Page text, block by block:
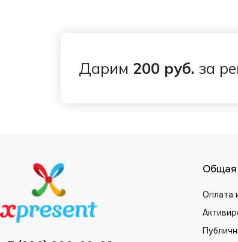
Дарим 200 руб. за
Общая
Оплата